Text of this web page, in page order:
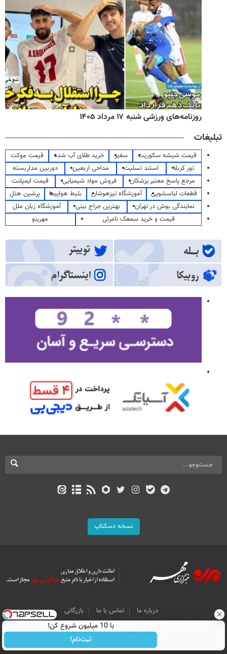
روزنامه‌های ورزشی شنبه ۱۷ مرداد ۱۴۰۵
تبلیغات
قیمت شیشه سکوریت سفیر خرید طلای آب شده
قیمت موکت
تور کربلا
استند تسلیت مداحی اربعین
دوربین مداربسته
مرجع پاسخ معتبر پزشکان
فروش مواد شیمیایی
قیمت ایمپلنت
قطعات لباسشویی
آموزشگاه تیزهوشان بلیط هواپیما
پرشین هتل
نمایندگی بوش در تهران
بهترین جراح بینی
آموزشگاه زبان ملل
قیمت و خرید سمعک نامرئی
مهرینو
نسخه دسکتاپ
درباره ما تماس با ما
بازرگانی
All Content by Mehr News Agency is licensed under a Creative Commons
Attribution 4.0 International License.
با 10 میلیون شروع کن!
ثبت‌نام!